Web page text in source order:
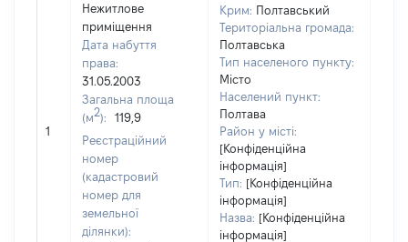
1
Нежитлове
приміщення
Дата набуття
права:
31.05.2003
Загальна площа
(м2):
119,9
Реєстраційний
номер
(кадастровий
номер для
земельної
ділянки):
Крим: Полтавський
Територіальна громада:
Полтавська
Тип населеного пункту:
Місто
Населений пункт:
Полтава
Район у місті:
[Конфіденційна
інформація]
Тип: [Конфіденційна
інформація]
Назва: [Конфіденційна
інформація]